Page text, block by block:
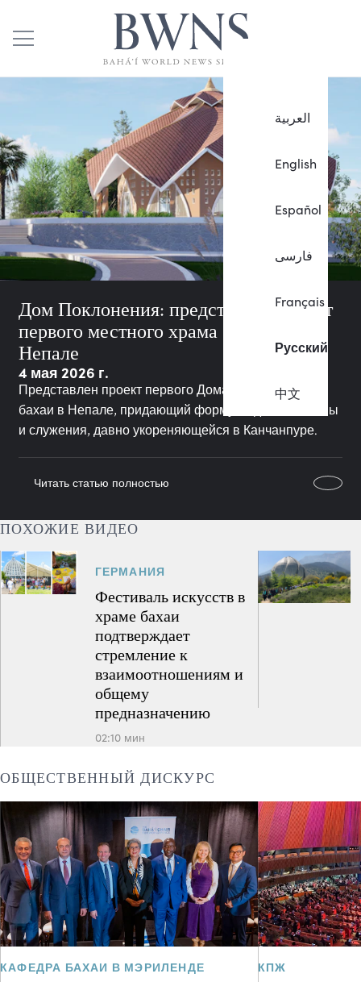
العربية
English
Español
فارسی
Français
Русский
中文
Дом Поклонения: представлен проект
первого местного храма бахаи в
Непале
4 мая 2026 г.
Представлен проект первого Дома Поклонения
бахаи в Непале, придающий форму модели молитвы
и служения, давно укореняющейся в Канчанпуре.
Читать статью полностью
ПОХОЖИЕ ВИДЕО
ГЕРМАНИЯ
Фестиваль искусств в
храме бахаи
подтверждает
стремление к
взаимоотношениям и
общему
предназначению
02:10 мин
ОБЩЕСТВЕННЫЙ ДИСКУРС
КАФЕДРА БАХАИ В МЭРИЛЕНДЕ КПЖ